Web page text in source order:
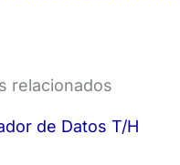
relacionados